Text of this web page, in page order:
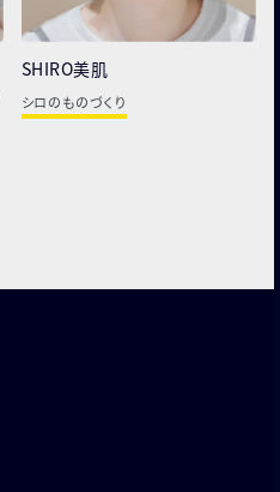
SHIRO美肌
シロのものづくり